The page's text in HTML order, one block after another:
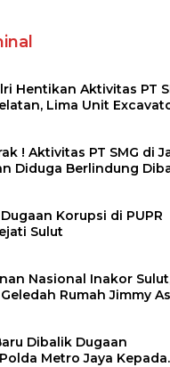
Hentikan Aktivitas PT
Lima Unit
! Aktivitas PT SMG di
Diduga Berlindung
Korupsi di PUPR
Sulut
Nasional Inakor
Rumah Jimmy
Dibalik Dugaan
Metro Jaya Kepada